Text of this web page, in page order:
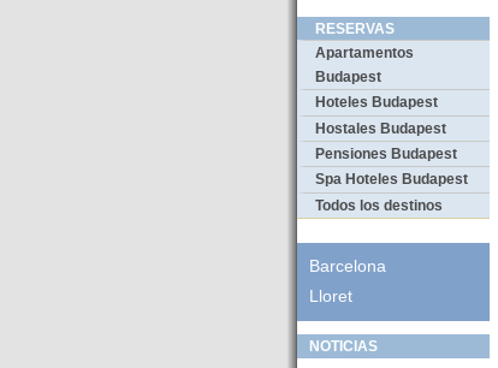
RESERVAS
Apartamentos
Budapest
Hoteles Budapest
Hostales Budapest
Pensiones Budapest
Spa Hoteles Budapest
Todos los destinos
Barcelona
Lloret
NOTICIAS